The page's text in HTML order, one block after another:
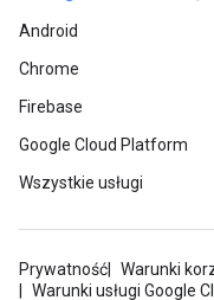
Android
Chrome
Firebase
Google Cloud Platform
Wszystkie usługi
Prywatność
Warunki
Warunki usługi Google